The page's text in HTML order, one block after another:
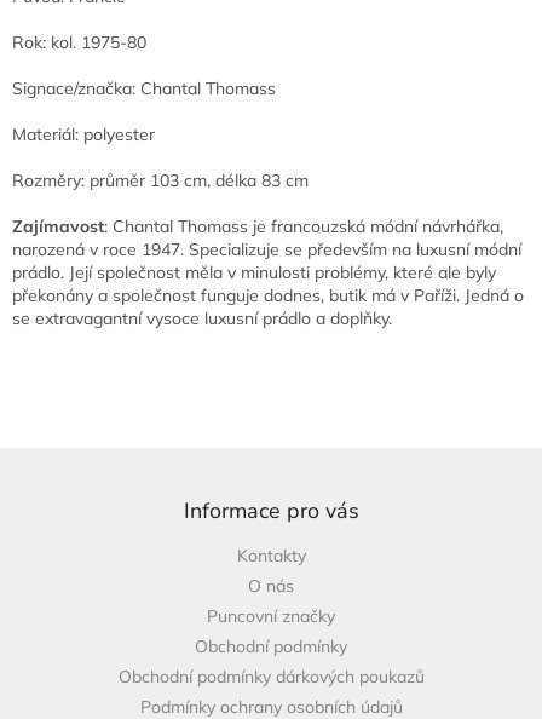
Rok: kol. 1975-80
Signace/značka: Chantal Thomass
Materiál: polyester
Rozměry: průměr 103 cm, délka 83 cm
Zajímavost: Chantal Thomass je francouzská módní návrhářka,
narozená v roce 1947. Specializuje se především na luxusní módní
prádlo. Její společnost měla v minulosti problémy, které ale byly
překonány a společnost funguje dodnes, butik má v Paříži. Jedná o
se extravagantní vysoce luxusní prádlo a doplňky.
Informace pro vás
Kontakty
O nás
Puncovní značky
Obchodní podmínky
Obchodní podmínky dárkových poukazů
Podmínky ochrany osobních údajů